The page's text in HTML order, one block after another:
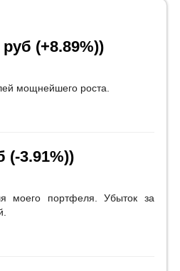
(+8.89%))
мощнейшего роста.
(-3.91%))
моего портфеля. Убыток за